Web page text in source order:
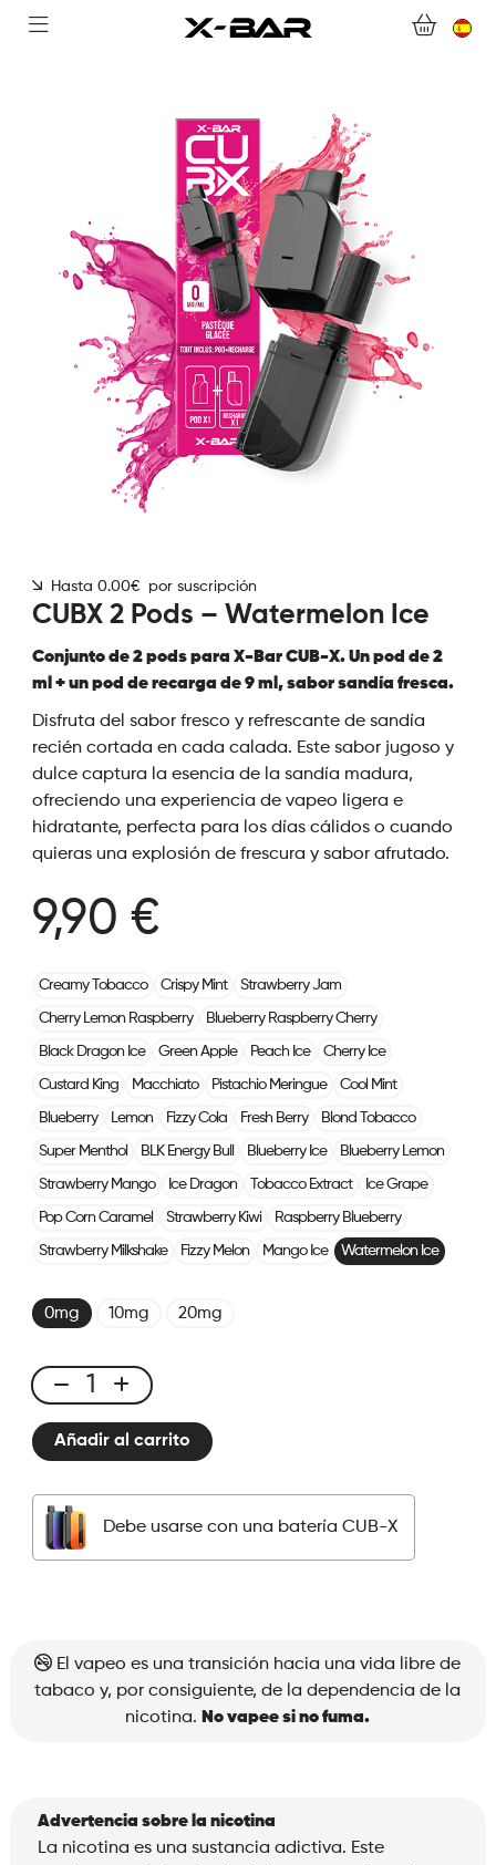
CONTACTA CON NOSOTROS
PREGUNTAS MÁS FRECUENTES
CONVIÉRTASE EN UN MAYORISTA DE X-BAR
MI CUENTA
Hasta 0.00€ por suscripción
CUBX 2 Pods – Watermelon Ice
Conjunto de 2 pods para X-Bar CUB-X. Un pod de 2
ml + un pod de recarga de 9 ml, sabor sandía fresca.
Disfruta del sabor fresco y refrescante de sandía
recién cortada en cada calada. Este sabor jugoso y
dulce captura la esencia de la sandía madura,
ofreciendo una experiencia de vapeo ligera e
hidratante, perfecta para los días cálidos o cuando
quieras una explosión de frescura y sabor afrutado.
9,90 €
Creamy Tobacco Crispy Mint Strawberry Jam
Cherry Lemon Raspberry Blueberry Raspberry Cherry
Black Dragon Ice Green Apple Peach Ice Cherry Ice
Custard King Macchiato Pistachio Meringue Cool Mint
Blueberry Lemon Fizzy Cola Fresh Berry Blond Tobacco
Super Menthol BLK Energy Bull Blueberry Ice Blueberry Lemon
Strawberry Mango Ice Dragon Tobacco Extract Ice Grape
Pop Corn Caramel Strawberry Kiwi Raspberry Blueberry
Strawberry Milkshake Fizzy Melon Mango Ice Watermelon Ice
0mg 10mg 20mg
CUBX
Pods
Watermelon
Ice
cantidad
Añadir al carrito
Debe usarse con una batería CUB-X
El vapeo es una transición hacia una vida libre de
tabaco y, por consiguiente, de la dependencia de la
nicotina. No vapee si no fuma.
Advertencia sobre la nicotina
La nicotina es una sustancia adictiva. Este